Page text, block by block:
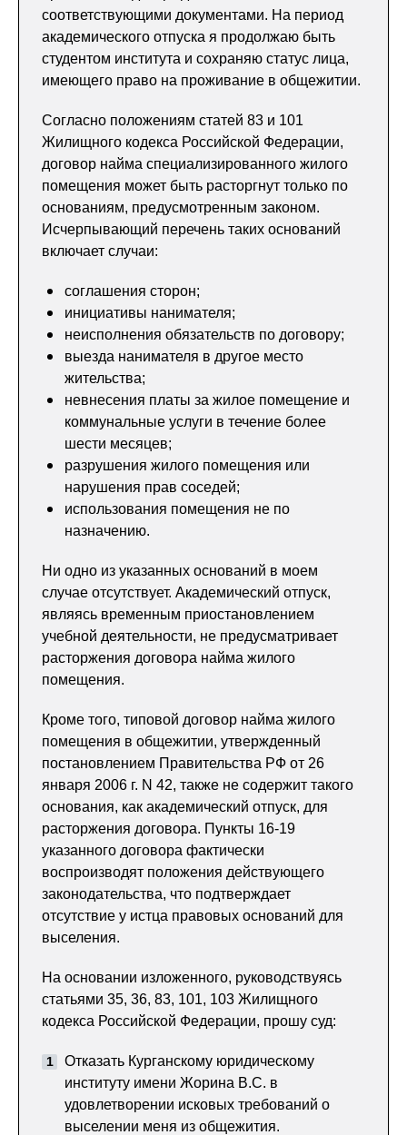
соответствующими документами. На период
академического отпуска я продолжаю быть
студентом института и сохраняю статус лица,
имеющего право на проживание в общежитии.
Согласно положениям статей 83 и 101
Жилищного кодекса Российской Федерации,
договор найма специализированного жилого
помещения может быть расторгнут только по
основаниям, предусмотренным законом.
Исчерпывающий перечень таких оснований
включает случаи:
соглашения сторон;
инициативы нанимателя;
неисполнения обязательств по договору;
выезда нанимателя в другое место
жительства;
невнесения платы за жилое помещение и
коммунальные услуги в течение более
шести месяцев;
разрушения жилого помещения или
нарушения прав соседей;
использования помещения не по
назначению.
Ни одно из указанных оснований в моем
случае отсутствует. Академический отпуск,
являясь временным приостановлением
учебной деятельности, не предусматривает
расторжения договора найма жилого
помещения.
Кроме того, типовой договор найма жилого
помещения в общежитии, утвержденный
постановлением Правительства РФ от 26
января 2006 г. N 42, также не содержит такого
основания, как академический отпуск, для
расторжения договора. Пункты 16-19
указанного договора фактически
воспроизводят положения действующего
законодательства, что подтверждает
отсутствие у истца правовых оснований для
выселения.
На основании изложенного, руководствуясь
статьями 35, 36, 83, 101, 103 Жилищного
кодекса Российской Федерации, прошу суд:
Отказать Курганскому юридическому
институту имени Жорина В.С. в
удовлетворении исковых требований о
выселении меня из общежития.